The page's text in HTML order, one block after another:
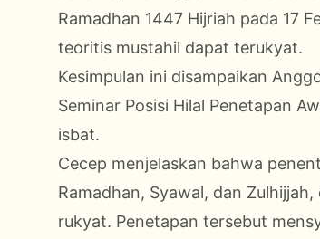
Ramadhan 1447 Hijriah pada 17
teoritis mustahil dapat terukyat.
Kesimpulan ini disampaikan
Seminar Posisi Hilal Penetapan
isbat.
Cecep menjelaskan bahwa
Ramadhan, Syawal, dan
rukyat. Penetapan tersebut